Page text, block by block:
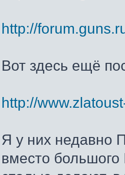
http://
Вот здесь ещё
http://
Я у них недавно
вместо